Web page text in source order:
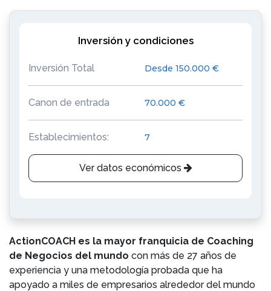
Inversión y condiciones
Inversión Total Desde 150.000 €
Canon de entrada 70.000 €
Establecimientos: 7
Ver datos económicos
ActionCOACH es la mayor franquicia de Coaching
de Negocios del mundo con más de 27 años de
experiencia y una metodología probada que ha
apoyado a miles de empresarios alrededor del mundo